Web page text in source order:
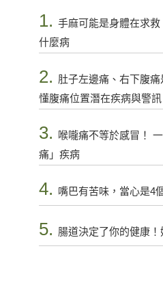
1. 手麻可能是身體在求
什麼病
2. 肚子左邊痛、右下腹
懂腹痛位置潛在疾病與警訊
3. 喉嚨痛不等於感冒！
痛」疾病
4. 嘴巴有苦味，當心是4
5. 腸道決定了你的健康